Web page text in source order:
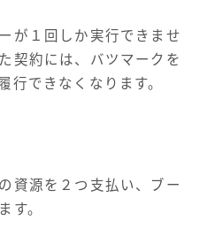
が１回しか実行できませ
契約には、バツマークを
行できなくなります。
資源を２つ支払い、ブー
す。